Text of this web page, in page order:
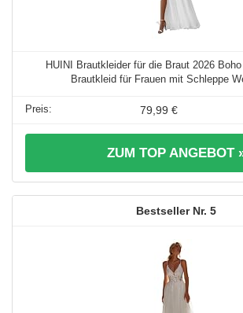
HUINI Brautkleider für die Braut 2026
Brautkleid für Frauen mit Schleppe
79,99 €
ZUM TOP ANGEBOT
5